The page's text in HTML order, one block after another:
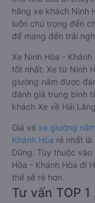
hãng xe khách Ninh
luôn chú trọng đến
để mang đến trải
Xe Ninh Hòa -
tốt nhất: Xe từ Ninh
giường nằm được
đánh giá trung bình
khách Xe về Hải
Giá vé xe giường
Khánh Hòa rẻ nhất
Dũng. Tùy thuộc
Hòa - Khánh Hòa đi
thể sẽ rẻ hơn.
Tư vấn TOP